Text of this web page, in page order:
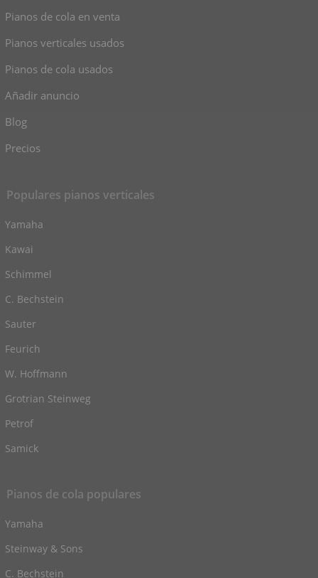
Pianos de cola en venta
Pianos verticales usados
Pianos de cola usados
Añadir anuncio
Blog
Precios
Populares pianos verticales
Yamaha
Kawai
Schimmel
C. Bechstein
Sauter
Feurich
W. Hoffmann
Grotrian Steinweg
Petrof
Samick
Pianos de cola populares
Yamaha
Steinway & Sons
C. Bechstein